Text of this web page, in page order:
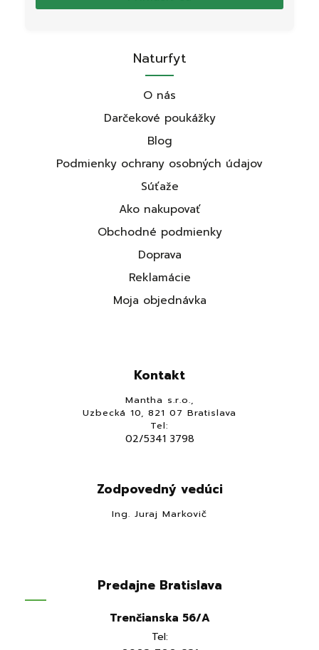
Naturfyt
O nás
Darčekové poukážky
Blog
Podmienky ochrany osobných údajov
Súťaže
Ako nakupovať
Obchodné podmienky
Doprava
Reklamácie
Moja objednávka
Kontakt
Mantha s.r.o.,
Uzbecká 10, 821 07 Bratislava
Tel:
02/5341 3798
Zodpovedný vedúci
Ing. Juraj Markovič
Predajne Bratislava
Trenčianska 56/A
Tel: